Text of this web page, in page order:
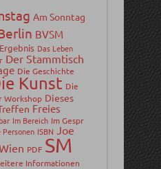
Am Sonntag
BVSM
Das Leben
Der Stammtisch
Die Geschichte
Kunst Die
Workshop Dieses
Freies
Im Bereich Im Gespr
ISBN
Joe
PDF SM
Informationen